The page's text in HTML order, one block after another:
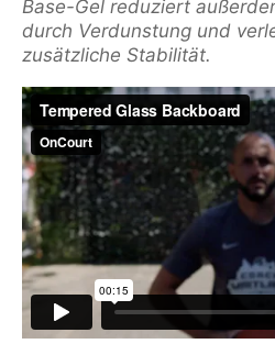
Base-Gel reduziert
durch Verdunstung und
zusätzliche Stabilität.